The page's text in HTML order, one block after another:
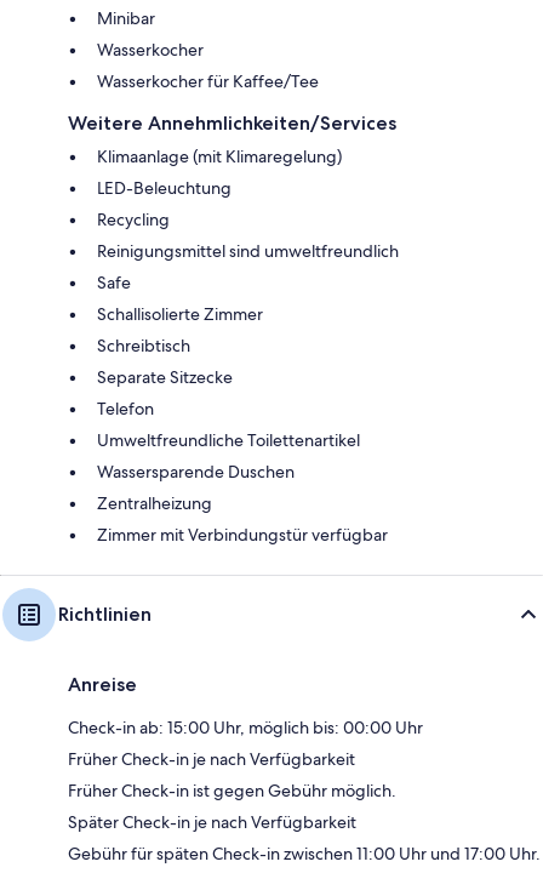
Minibar
Wasserkocher
Wasserkocher für Kaffee/Tee
Weitere Annehmlichkeiten/Services
Klimaanlage (mit Klimaregelung)
LED-Beleuchtung
Recycling
Reinigungsmittel sind umweltfreundlich
Safe
Schallisolierte Zimmer
Schreibtisch
Separate Sitzecke
Telefon
Umweltfreundliche Toilettenartikel
Wassersparende Duschen
Zentralheizung
Zimmer mit Verbindungstür verfügbar
Richtlinien
Anreise
Check-in ab: 15:00 Uhr, möglich bis: 00:00 Uhr
Früher Check-in je nach Verfügbarkeit
Früher Check-in ist gegen Gebühr möglich.
Später Check-in je nach Verfügbarkeit
Gebühr für späten Check-in zwischen 11:00 Uhr und 17:00 Uhr.